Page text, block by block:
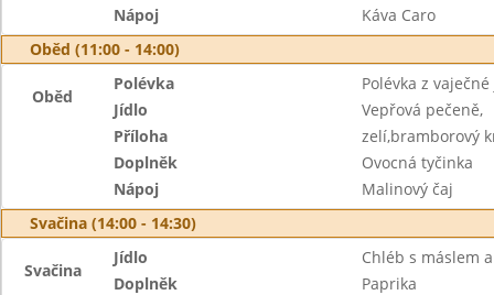
Nápoj
Káva Caro
Oběd (11:00 - 14:00)
Oběd
Polévka
Polévka z
Jídlo
Vepřová pečeně,
Příloha
zelí,bramborový
Doplněk
Ovocná tyčinka
Nápoj
Malinový čaj
Svačina (14:00 - 14:30)
Svačina
Jídlo
Chléb s máslem
Doplněk
Paprika